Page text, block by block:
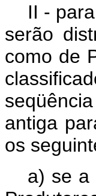
II -
serão
como de
antiga
os
a) se a